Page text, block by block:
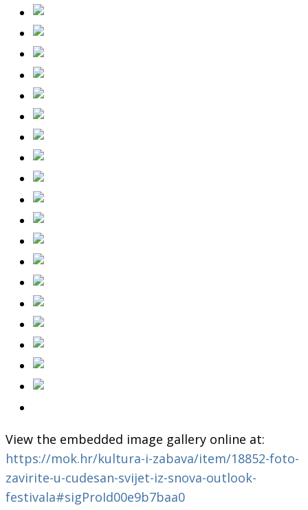
View the embedded image gallery online at:
https://mok.hr/kultura-i-zabava/item/18852-foto-
zavirite-u-cudesan-svijet-iz-snova-outlook-
festivala#sigProId00e9b7baa0